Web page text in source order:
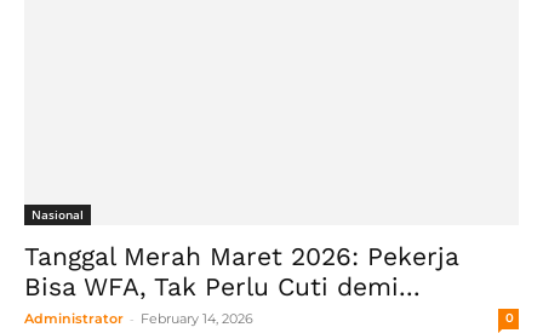
Nasional
Tanggal Merah Maret 2026: Pekerja
Bisa WFA, Tak Perlu Cuti demi...
Administrator - February 14, 2026 0